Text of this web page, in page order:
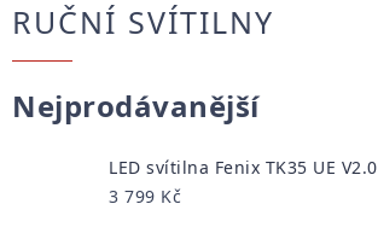
RUČNÍ SVÍTILNY
Nejprodávanější
LED svítilna Fenix TK35 UE V2.0
3 799 Kč